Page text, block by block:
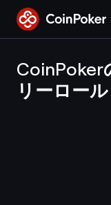
Skip
the
contentCoinPoker
リーロー